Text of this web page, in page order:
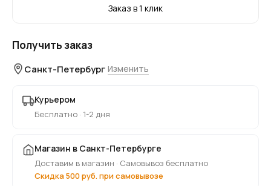
Заказ в 1 клик
Получить заказ
Санкт-Петербург Изменить
Курьером
Бесплатно · 1-2 дня
Магазин в Санкт-Петербурге
Доставим в магазин · Самовывоз бесплатно
Скидка 500 руб. при самовывозе